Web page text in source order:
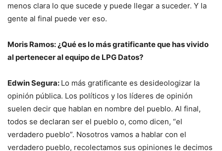
menos clara lo que sucede y puede llegar a suceder. Y la
gente al final puede ver eso.
Moris Ramos: ¿Qué es lo más gratificante que has vivido
al pertenecer al equipo de LPG Datos?
Edwin Segura: Lo más gratificante es desideologizar la
opinión pública. Los políticos y los líderes de opinión
suelen decir que hablan en nombre del pueblo. Al final,
todos se declaran ser el pueblo o, como dicen, “el
verdadero pueblo”. Nosotros vamos a hablar con el
verdadero pueblo, recolectamos sus opiniones le decimos